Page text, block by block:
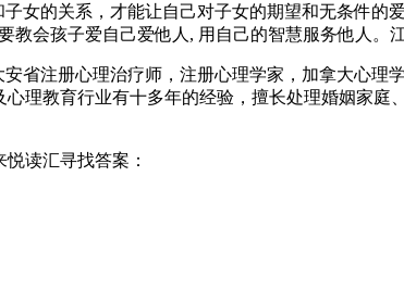
女的关系，才能让自己对子女的期望和无条件
会孩子爱自己爱他人, 用自己的智慧服务他人。
省注册心理治疗师，注册心理学家，加拿大心理
理教育行业有十多年的经验，擅长处理婚姻家庭
读汇寻找答案：